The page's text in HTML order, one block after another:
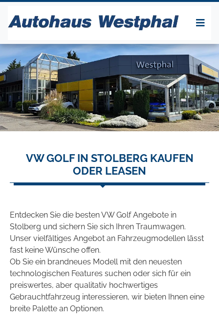
VW GOLF IN STOLBERG KAUFEN
ODER LEASEN
Entdecken Sie die besten VW Golf Angebote in
Stolberg und sichern Sie sich Ihren Traumwagen.
Unser vielfältiges Angebot an Fahrzeugmodellen lässt
fast keine Wünsche offen.
Ob Sie ein brandneues Modell mit den neuesten
technologischen Features suchen oder sich für ein
preiswertes, aber qualitativ hochwertiges
Gebrauchtfahrzeug interessieren, wir bieten Ihnen eine
breite Palette an Optionen.